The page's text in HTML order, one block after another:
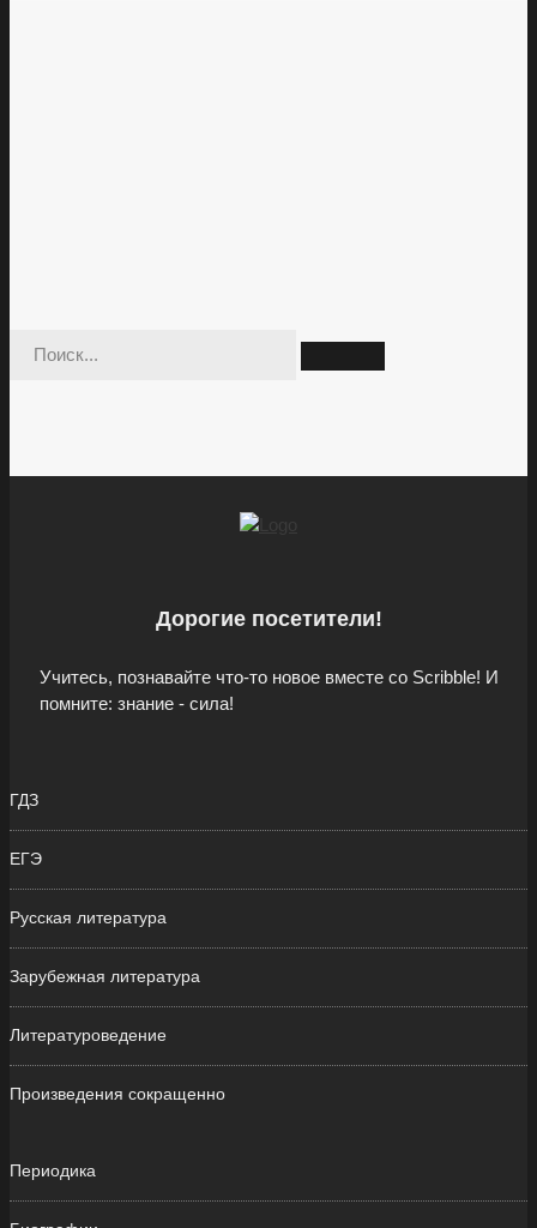
Дорогие посетители!
Учитесь, познавайте что-то новое вместе со Scribble! И
помните: знание - сила!
ГДЗ
ЕГЭ
Русская литература
Зарубежная литература
Литературоведение
Произведения сокращенно
Периодика